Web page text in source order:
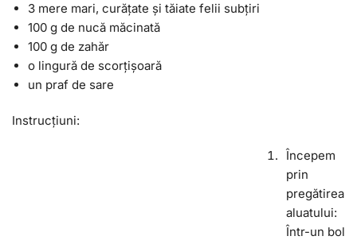
3 mere mari, curățate și tăiate felii subțiri
100 g de nucă măcinată
100 g de zahăr
o lingură de scorțișoară
un praf de sare
Instrucțiuni:
Începem
prin
pregătirea
aluatului:
Într-un bol